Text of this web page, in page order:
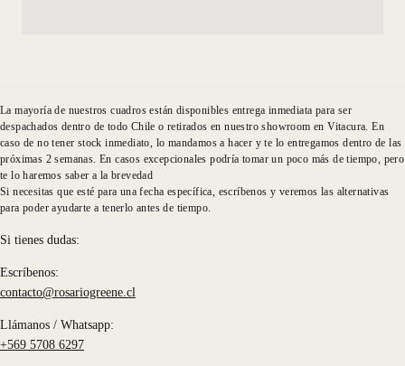
La mayoría de nuestros cuadros están disponibles entrega inmediata para ser
despachados dentro de todo Chile o retirados en nuestro showroom en Vitacura. En
caso de no tener stock inmediato, lo mandamos a hacer y te lo entregamos dentro de las
próximas 2 semanas. En casos excepcionales podría tomar un poco más de tiempo, pero
te lo haremos saber a la brevedad
Si necesitas que esté para una fecha específica, escríbenos y veremos las alternativas
para poder ayudarte a tenerlo antes de tiempo.
Si tienes dudas:
Escríbenos:
contacto@rosariogreene.cl
Llámanos / Whatsapp:
+569 5708 6297